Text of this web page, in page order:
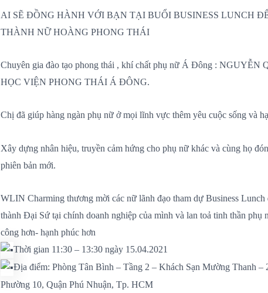
AI SẼ ĐỒNG HÀNH VỚI BẠN TẠI BUỔI BUSINESS LUNCH
THÀNH NỮ HOÀNG PHONG THÁI
Chuyên gia đào tạo phong thái , khí chất phụ nữ Á Đông :
HỌC VIỆN PHONG THÁI Á ĐÔNG.
Chị đã giúp hàng ngàn phụ nữ ở mọi lĩnh vực thêm yêu cuộc sống và
Xây dựng nhân hiệu, truyền cảm hứng cho phụ nữ khác và cùng họ
phiên bản mới.
WLIN Charming thương mời các nữ lãnh đạo tham dự Business Lunch
thành Đại Sứ tại chính doanh nghiệp của mình và lan toả tinh thần phụ
công hơn- hạnh phúc hơn
Thời gian 11:30 – 13:30 ngày 15.04.2021
Địa điểm: Phòng Tân Bình – Tầng 2 – Khách Sạn Mường Thanh –
Phường 10, Quận Phú Nhuận, Tp. HCM